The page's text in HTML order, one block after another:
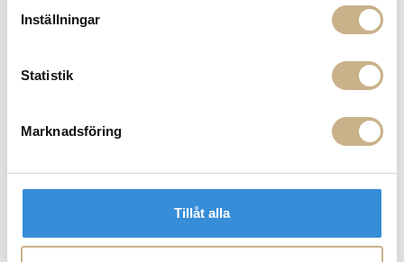
Inställningar
Statistik
Marknadsföring
Tillåt alla
PRODUKTVARIANTER